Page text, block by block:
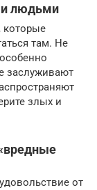
людьми
которые
там. Не
заслуживают
злых и
от